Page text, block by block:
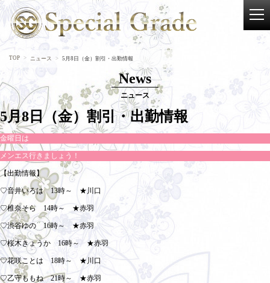
TOP ニュース 5月8日（金）割引・出勤情報
News
ニュース
5月8日（金）割引・出勤情報
金曜日は
メンエス行きましょう！
【出勤情報】
♡音井いろは 13時～ ★川口
♡椎奈そら 14時～ ★赤羽
♡渋谷ゆの 16時～ ★赤羽
♡桜木きょうか 16時～ ★赤羽
♡花咲ことは 18時～ ★川口
♡乙守ももね 21時～ ★赤羽